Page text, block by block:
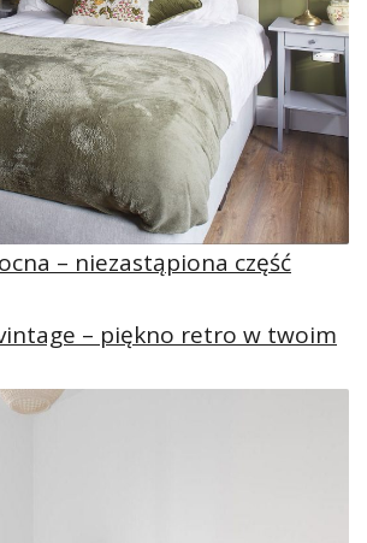
– niezastąpiona część
– piękno retro w twoim